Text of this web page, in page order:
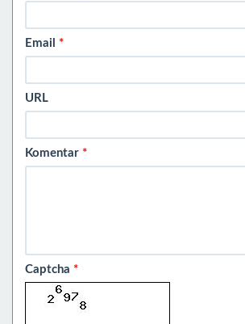
Email *
URL
Komentar *
Captcha *